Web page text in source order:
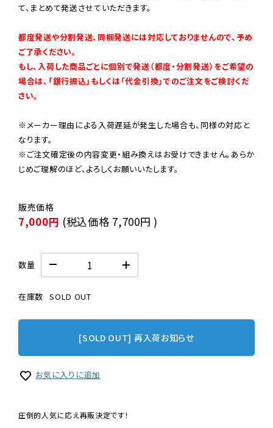
て、まとめて発送させていただきます。
都度発送や分割発送、同梱発送には対応しておりませんので、予め
ご了承ください。
もし、入荷した商品ごとに個別で発送（都度・分割発送）をご希望の
場合は、「銀行振込」もしくは「代金引換」でのご注文をご検討くだ
さい。
※メーカー理由による入荷遅延が発生した場合も、同様の対応と
なります。
※ご注文確定後の内容変更・組み換えはお受けできません。あらか
じめご理解のほど、よろしくお願いいたします。
7,000円 (税込価格 7,700円 )
数量
在庫数 SOLD OUT
[SOLD OUT] 再入荷お知らせ
お気に入りに追加
圧倒的人気に応え再販決定です！